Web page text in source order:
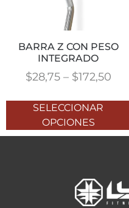
BARRA Z CON PESO
INTEGRADO
$28,75 – $172,50
SELECCIONAR
OPCIONES